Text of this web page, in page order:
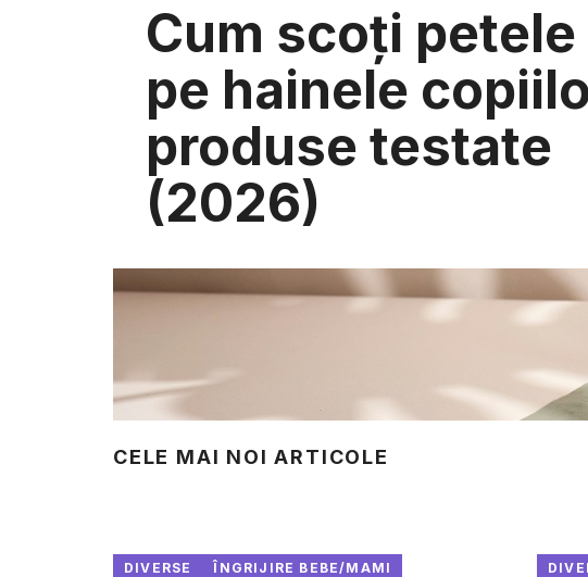
Cum scoți petele
pe hainele
produse testate
(2026)
CELE MAI NOI ARTICOLE
DIVERSE ÎNGRIJIRE BEBE/MAMI